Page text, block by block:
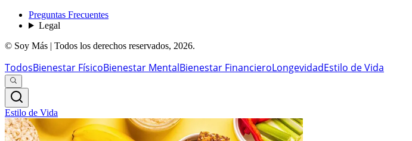
Preguntas Frecuentes
Legal
© Soy Más | Todos los derechos reservados, 2026.
TodosBienestar FísicoBienestar MentalBienestar FinancieroLongevidadEstilo de Vida
Estilo de Vida